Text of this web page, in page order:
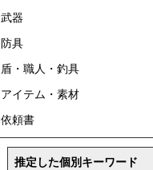
武器
防具
盾・職人・釣具
アイテム・素材
依頼書
推定した個別キーワード